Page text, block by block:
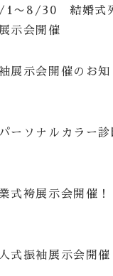
1〜8/30 結婚式
示会開催
袖展示会開催のお
ーソナルカラー診
業式袴展示会開催
人式振袖展示会開